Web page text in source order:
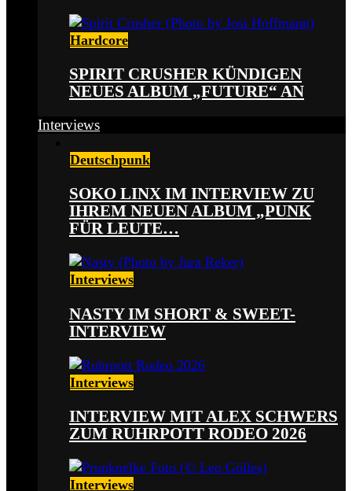
Hardcore
SPIRIT CRUSHER KÜNDIGEN
NEUES ALBUM „FUTURE“ AN
Interviews
Deutschpunk
SOKO LINX IM INTERVIEW ZU
IHREM NEUEN ALBUM „PUNK
FÜR LEUTE…
Interviews
NASTY IM SHORT & SWEET-
INTERVIEW
Interviews
INTERVIEW MIT ALEX SCHWERS
ZUM RUHRPOTT RODEO 2026
Interviews